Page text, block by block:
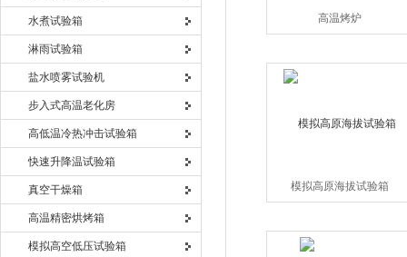
水煮试验箱
淋雨试验箱
盐水喷雾试验机
步入式高温老化房
高低温冷热冲击试验箱
快速升降温试验箱
真空干燥箱
高温精密烘烤箱
模拟高空低压试验箱
高温烤炉
模拟高原海拔试验箱